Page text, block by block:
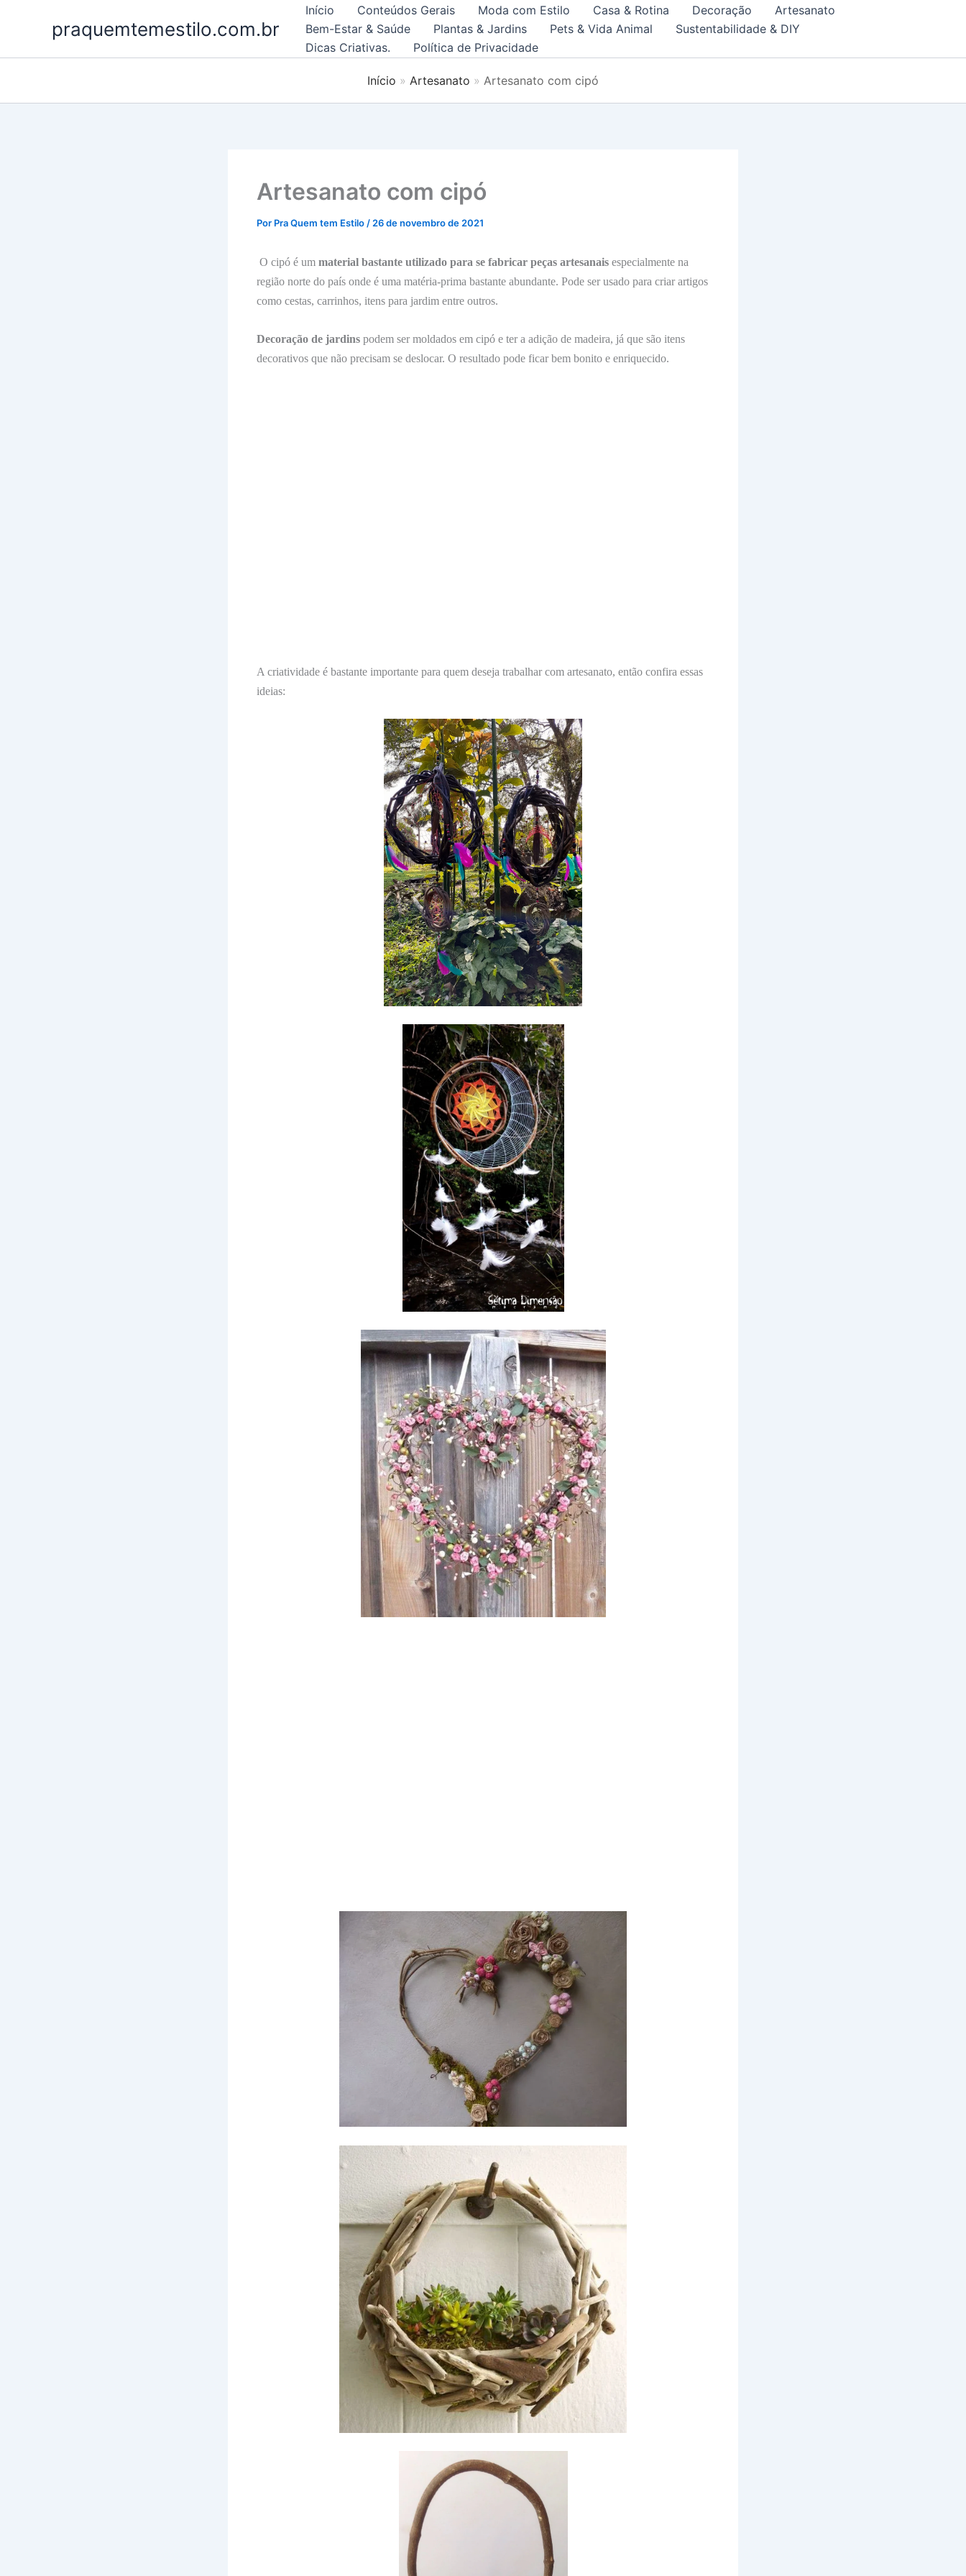
praquemtemestilo.com.br
Início Conteúdos Gerais Moda com Estilo Casa & Rotina Decoração
Artesanato
Bem-Estar & Saúde
Plantas & Jardins Pets & Vida Animal
Sustentabilidade & DIY
Dicas Criativas.
Política de Privacidade
Início Artesanato Artesanato com cipó
Artesanato com cipó
Por Pra Quem tem Estilo / 26 de novembro de 2021
O cipó é um material bastante utilizado para se fabricar peças artesanais especialmente na
região norte do país onde é uma matéria-prima bastante abundante. Pode ser usado para criar artigos
como cestas, carrinhos, itens para jardim entre outros.
Decoração de jardins podem ser moldados em cipó e ter a adição de madeira, já que são itens
decorativos que não precisam se deslocar. O resultado pode ficar bem bonito e enriquecido.
A criatividade é bastante importante para quem deseja trabalhar com artesanato, então confira essas
ideias: